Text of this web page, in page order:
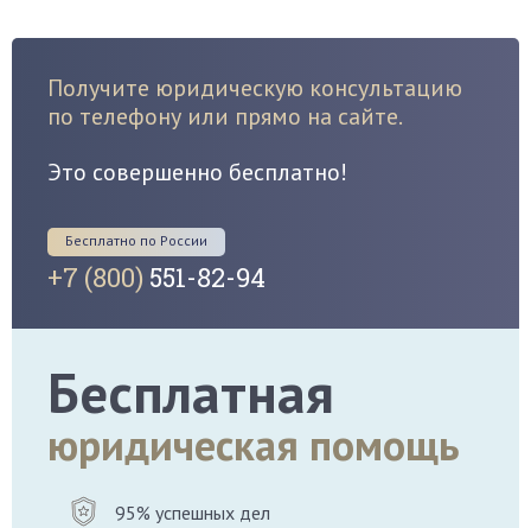
Получите юридическую консультацию
по телефону или прямо на сайте.
Это совершенно бесплатно!
Бесплатно по России
+7 (800) 551-82-94
Бесплатная
юридическая помощь
95% успешных дел